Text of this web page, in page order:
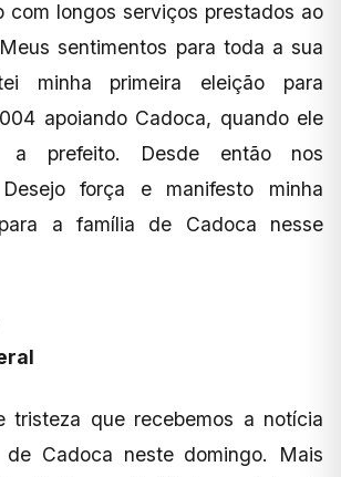
com longos serviços prestados ao
sentimentos para toda a sua
minha primeira eleição para
apoiando Cadoca, quando ele
a prefeito. Desde então nos
Desejo força e manifesto minha
a família de Cadoca nesse
tristeza que recebemos a notícia
Cadoca neste domingo. Mais